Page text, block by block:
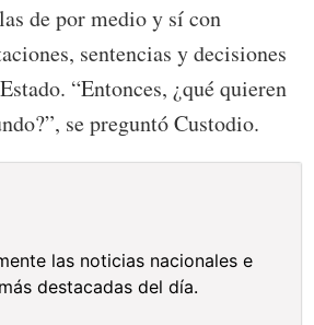
de por medio y sí con
sentencias y decisiones
“Entonces, ¿qué quieren
se preguntó Custodio.
las noticias nacionales e
destacadas del día.